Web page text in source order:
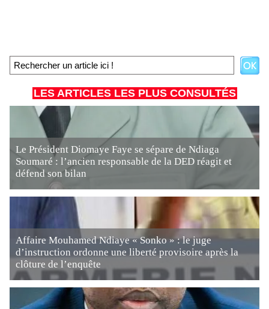
LES ARTICLES LES PLUS CONSULTÉS
Le Président Diomaye Faye se sépare de Ndiaga
Soumaré : l’ancien responsable de la DED réagit et
défend son bilan
Affaire Mouhamed Ndiaye « Sonko » : le juge
d’instruction ordonne une liberté provisoire après la
clôture de l’enquête